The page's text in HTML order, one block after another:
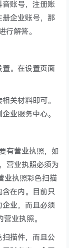
账号，注册账
册企业账号，那
行解答。
。在设置页面
关材料即可。
业服务中心。
有营业执照，如
营业执照必须为
业执照彩色扫描
在内。目前只
企业，而且必须
业执照。
描件，而且公